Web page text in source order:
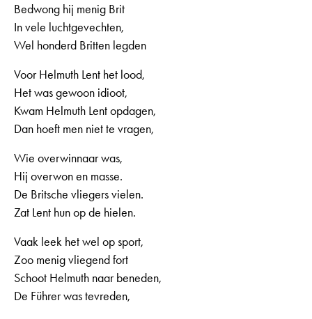
Bedwong hij menig Brit
In vele luchtgevechten,
Wel honderd Britten legden
Voor Helmuth Lent het lood,
Het was gewoon idioot,
Kwam Helmuth Lent opdagen,
Dan hoeft men niet te vragen,
Wie overwinnaar was,
Hij overwon en masse.
De Britsche vliegers vielen.
Zat Lent hun op de hielen.
Vaak leek het wel op sport,
Zoo menig vliegend fort
Schoot Helmuth naar beneden,
De Führer was tevreden,